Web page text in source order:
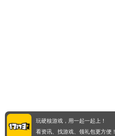
玩硬核游戏，用一起一起上！
看资讯、找游戏、领礼包更方便！